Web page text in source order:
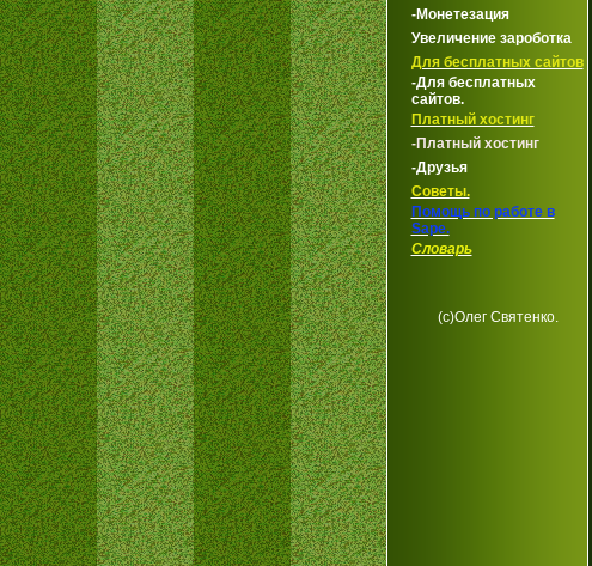
-Монетезация
Увеличение зароботка
Для бесплатных сайтов
-Для бесплатных
сайтов.
Платный хостинг
-Платный хостинг
-Друзья
Советы.
Помощь по работе в
Sape.
Словарь
(с)Олег Святенко.